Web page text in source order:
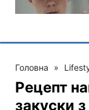
Головна »
Рецепт
закуски